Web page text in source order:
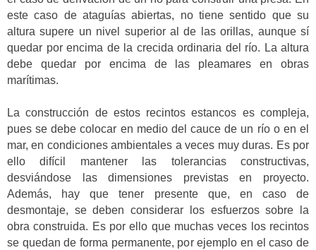
este caso de ataguías abiertas, no tiene sentido que su
altura supere un nivel superior al de las orillas, aunque sí
quedar por encima de la crecida ordinaria del río. La altura
debe quedar por encima de las pleamares en obras
marítimas.
La construcción de estos recintos estancos es compleja,
pues se debe colocar en medio del cauce de un río o en el
mar, en condiciones ambientales a veces muy duras. Es por
ello difícil mantener las tolerancias constructivas,
desviándose las dimensiones previstas en proyecto.
Además, hay que tener presente que, en caso de
desmontaje, se deben considerar los esfuerzos sobre la
obra construida. Es por ello que muchas veces los recintos
se quedan de forma permanente, por ejemplo en el caso de